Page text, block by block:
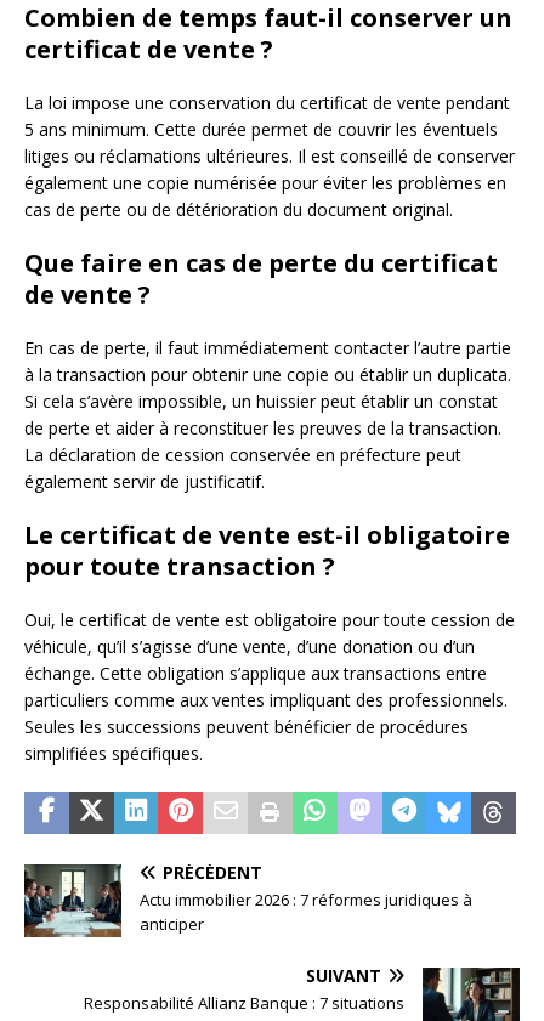
Combien de temps faut-il conserver un
certificat de vente ?
La loi impose une conservation du certificat de vente pendant
5 ans minimum. Cette durée permet de couvrir les éventuels
litiges ou réclamations ultérieures. Il est conseillé de conserver
également une copie numérisée pour éviter les problèmes en
cas de perte ou de détérioration du document original.
Que faire en cas de perte du certificat
de vente ?
En cas de perte, il faut immédiatement contacter l’autre partie
à la transaction pour obtenir une copie ou établir un duplicata.
Si cela s’avère impossible, un huissier peut établir un constat
de perte et aider à reconstituer les preuves de la transaction.
La déclaration de cession conservée en préfecture peut
également servir de justificatif.
Le certificat de vente est-il obligatoire
pour toute transaction ?
Oui, le certificat de vente est obligatoire pour toute cession de
véhicule, qu’il s’agisse d’une vente, d’une donation ou d’un
échange. Cette obligation s’applique aux transactions entre
particuliers comme aux ventes impliquant des professionnels.
Seules les successions peuvent bénéficier de procédures
simplifiées spécifiques.
PRÉCÉDENT
Actu immobilier 2026 : 7 réformes juridiques à
anticiper
SUIVANT
Responsabilité Allianz Banque : 7 situations